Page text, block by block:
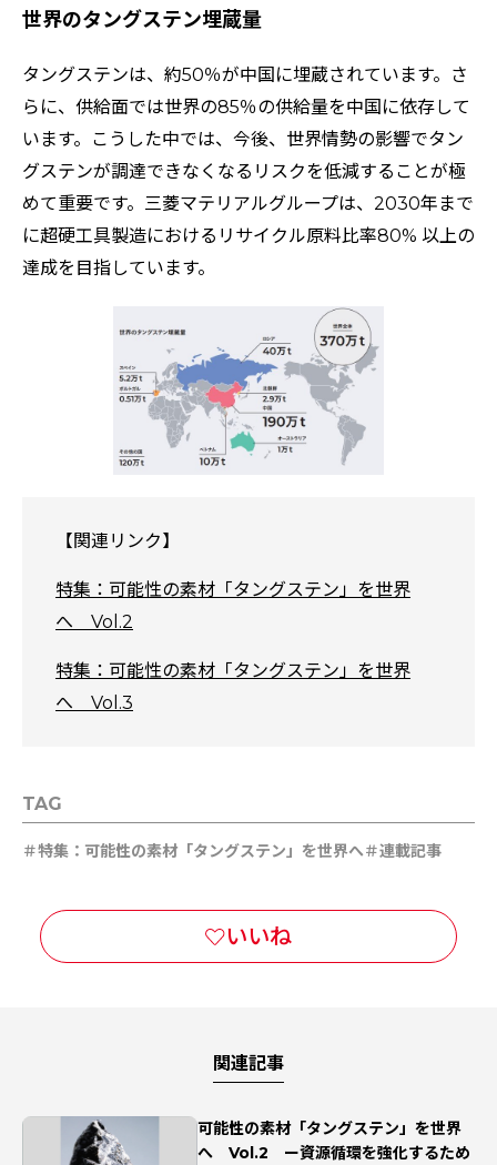
世界のタングステン埋蔵量
タングステンは、約50％が中国に埋蔵されています。さ
らに、供給面では世界の85％の供給量を中国に依存して
います。こうした中では、今後、世界情勢の影響でタン
グステンが調達できなくなるリスクを低減することが極
めて重要です。三菱マテリアルグループは、2030年まで
に超硬工具製造におけるリサイクル原料比率80% 以上の
達成を目指しています。
【関連リンク】
特集：可能性の素材「タングステン」を世界
へ Vol.2
特集：可能性の素材「タングステン」を世界
へ Vol.3
TAG
特集：可能性の素材「タングステン」を世界へ 連載記事
関連記事
可能性の素材「タングステン」を世界
へ Vol.2 ー資源循環を強化するため